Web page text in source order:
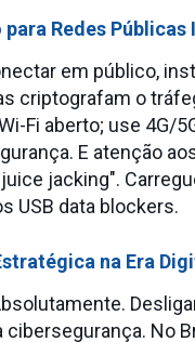
para Redes
em público,
criptografam o
Fi aberto; use 4G/
E atenção
jacking".
USB data blockers.
na Era
cibersegurança. No